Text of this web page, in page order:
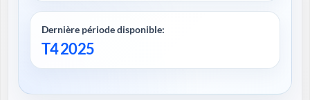
Dernière période disponible:
T4 2025